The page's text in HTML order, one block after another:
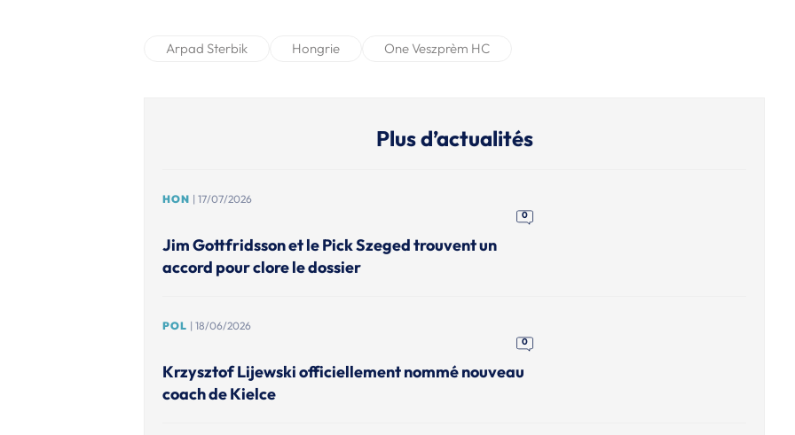
Arpad Sterbik Hongrie One Veszprèm HC
Plus d’actualités
HON | 17/07/2026
0
Jim Gottfridsson et le Pick Szeged trouvent un
accord pour clore le dossier
POL | 18/06/2026
0
Krzysztof Lijewski officiellement nommé nouveau
coach de Kielce